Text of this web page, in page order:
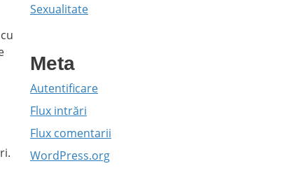
Sexualitate
Meta
Autentificare
Flux intrări
Flux comentarii
WordPress.org